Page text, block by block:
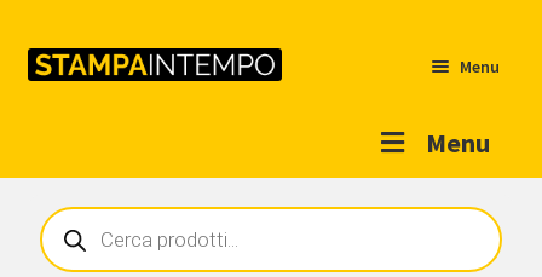
Menu
Menu
Outlet
Ricerca
prodotti